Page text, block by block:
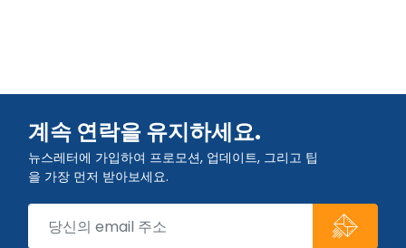
계속 연락을 유지하세요.
뉴스레터에 가입하여 프로모션, 업데이트, 그리고 팁
을 가장 먼저 받아보세요.